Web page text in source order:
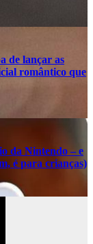
de lançar as
romântico que
da Nintendo – e
é para crianças)